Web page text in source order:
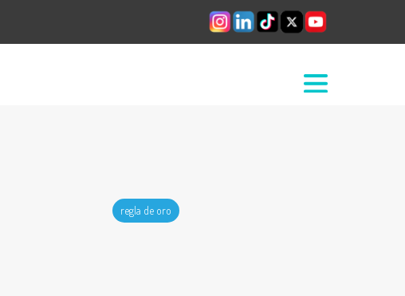
regla de oro